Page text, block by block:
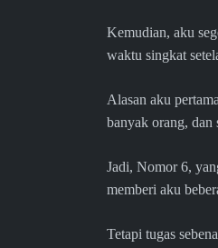
Kemudian, aku
waktu singkat
Alasan aku
banyak orang,
Jadi, Nomor 6,
memberi aku
Tetapi tugas